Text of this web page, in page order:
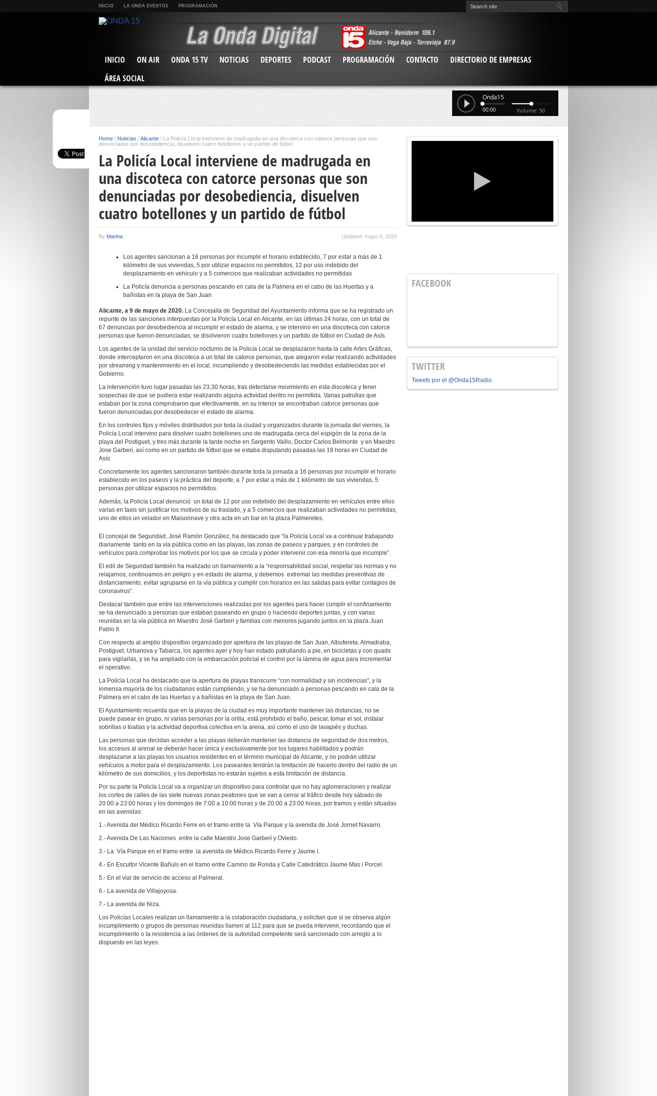
INICIO LA ONDA EVENTOS PROGRAMACIÓN
INICIO ON AIR ONDA 15 TV NOTICIAS DEPORTES PODCAST PROGRAMACIÓN CONTACTO
DIRECTORIO DE EMPRESAS
ÁREA SOCIAL
Onda15
00:00 Volume: 50
Home / Noticias /Alicante / La Policía Local interviene de madrugada en una discoteca con catorce personas que son
denunciadas por desobediencia, disuelven cuatro botellones y un partido de fútbol
La Policía Local interviene de madrugada en
una discoteca con catorce personas que son
denunciadas por desobediencia, disuelven
cuatro botellones y un partido de fútbol
By Marina Updated: mayo 9, 2020
Los agentes sancionan a 16 personas por incumplir el horario establecido, 7 por estar a más de 1
kilómetro de sus viviendas, 5 por utilizar espacios no permitidos, 12 por uso indebido del
desplazamiento en vehículo y a 5 comercios que realizaban actividades no permitidas
La Policía denuncia a personas pescando en cala de la Palmera en el cabo de las Huertas y a
bañistas en la playa de San Juan
Alicante, a 9 de mayo de 2020. La Concejalía de Seguridad del Ayuntamiento informa que se ha registrado un
repunte de las sanciones interpuestas por la Policía Local en Alicante, en las últimas 24 horas, con un total de
67 denuncias por desobediencia al incumplir el estado de alarma, y se intervino en una discoteca con catorce
personas que fueron denunciadas, se disolvieron cuatro botellones y un partido de fútbol en Ciudad de Asís.
Los agentes de la unidad del servicio nocturno de la Policía Local se desplazaron hasta la calle Artes Gráficas,
donde interceptaron en una discoteca a un total de catorce personas, que alegaron estar realizando actividades
por streaming y mantenimiento en el local, incumpliendo y desobedeciendo las medidas establecidas por el
Gobierno.
La intervención tuvo lugar pasadas las 23,30 horas, tras detectarse movimiento en esta discoteca y tener
sospechas de que se pudiera estar realizando alguna actividad dentro no permitida. Varias patrullas que
estaban por la zona comprobaron que efectivamente, en su interior se encontraban catorce personas que
fueron denunciadas por desobedecer el estado de alarma.
En los controles fijos y móviles distribuidos por toda la ciudad y organizados durante la jornada del viernes, la
Policía Local intervino para disolver cuatro botellones uno de madrugada cerca del espigón de la zona de la
playa del Postiguet, y tres más durante la tarde noche en Sargento Vaillo, Doctor Carlos Belmonte y en Maestro
Jose Garberi, así como en un partido de fútbol que se estaba disputando pasadas las 19 horas en Ciudad de
Asís.
Concretamente los agentes sancionaron también durante toda la jornada a 16 personas por incumplir el horario
establecido en los paseos y la práctica del deporte, a 7 por estar a más de 1 kilómetro de sus viviendas, 5
personas por utilizar espacios no permitidos.
Además, la Policía Local denunció un total de 12 por uso indebido del desplazamiento en vehículos entre ellos
varias en taxis sin justificar los motivos de su traslado, y a 5 comercios que realizaban actividades no permitidas,
uno de ellos un velador en Maisonnave y otra acta en un bar en la plaza Palmeretes.
El concejal de Seguridad, José Ramón González, ha destacado que “la Policía Local va a continuar trabajando
diariamente tanto en la vía pública como en las playas, las zonas de paseos y parques, y en controles de
vehículos para comprobar los motivos por los que se circula y poder intervenir con esa minoría que incumple”.
El edil de Seguridad también ha realizado un llamamiento a la “responsabilidad social, respetar las normas y no
relajarnos, continuamos en peligro y en estado de alarma, y debemos extremar las medidas preventivas de
distanciamiento, evitar agruparse en la vía pública y cumplir con horarios en las salidas para evitar contagios de
coronavirus”.
Destacar también que entre las intervenciones realizadas por los agentes para hacer cumplir el confinamiento
se ha denunciado a personas que estaban paseando en grupo o haciendo deportes juntas, y con varias
reunidas en la vía pública en Maestro José Garberi y familias con menores jugando juntos en la plaza Juan
Pablo II.
Con respecto al amplio dispositivo organizado por apertura de las playas de San Juan, Albufereta, Almadraba,
Postiguet, Urbanova y Tabarca, los agentes ayer y hoy han estado patrullando a pie, en bicicletas y con quads
para vigilarlas, y se ha ampliado con la embarcación policial el control por la lámina de agua para incrementar
el operativo.
La Policía Local ha destacado que la apertura de playas transcurre “con normalidad y sin incidencias”, y la
inmensa mayoría de los ciudadanos están cumpliendo, y se ha denunciado a personas pescando en cala de la
Palmera en el cabo de las Huertas y a bañistas en la playa de San Juan.
El Ayuntamiento recuerda que en la playas de la ciudad es muy importante mantener las distancias, no se
puede pasear en grupo, ni varias personas por la orilla, está prohibido el baño, pescar, tomar el sol, instalar
sobrillas o toallas y la actividad deportiva colectiva en la arena, así como el uso de lavapiés y duchas.
Las personas que decidan acceder a las playas deberán mantener las distancia de seguridad de dos metros,
los accesos al arenal se deberán hacer única y exclusivamente por los lugares habilitados y podrán
desplazarse a las playas los usuarios residentes en el término municipal de Alicante, y no podrán utilizar
vehículos a motor para el desplazamiento. Los paseantes tendrán la limitación de hacerlo dentro del radio de un
kilómetro de sus domicilios, y los deportistas no estarán sujetos a esta limitación de distancia.
Por su parte la Policía Local va a organizar un dispositivo para controlar que no hay aglomeraciones y realizar
los cortes de calles de las siete nuevas zonas peatones que se van a cerrar al tráfico desde hoy sábado de
20:00 a 23:00 horas y los domingos de 7:00 a 10:00 horas y de 20:00 a 23:00 horas, por tramos y están situadas
en las avenidas:
1.- Avenida del Médico Ricardo Ferre en el tramo entre la Vía Parque y la avenida de José Jornet Navarro.
2.- Avenida De Las Naciones entre la calle Maestro Jose Garberí y Oviedo.
3.- La Vía Parque en el tramo entre la avenida de Médico Ricardo Ferre y Jaume I.
4.- En Escultor Vicente Bañuls en el tramo entre Camino de Ronda y Calle Catedrático Jaume Mas i Porcel.
5.- En el vial de servicio de acceso al Palmeral.
6.- La avenida de Villajoyosa.
7.- La avenida de Niza.
Los Policías Locales realizan un llamamiento a la colaboración ciudadana, y solicitan que si se observa algún
incumplimiento o grupos de personas reunidas llamen al 112 para que se pueda intervenir, recordando que el
incumplimiento o la resistencia a las órdenes de la autoridad competente será sancionado con arreglo a lo
dispuesto en las leyes.
FACEBOOK
TWITTER
Tweets por el @Onda15Radio.